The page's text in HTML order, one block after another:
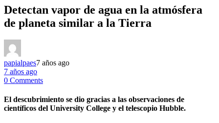
Detectan vapor de agua en la atmósfera
de planeta similar a la Tierra
papialpaes7 años ago
7 años ago
0 Comments
El descubrimiento se dio gracias a las observaciones de
científicos del University College y el telescopio Hubble.